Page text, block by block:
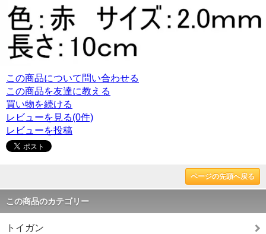
この商品について問い合わせる
この商品を友達に教える
買い物を続ける
レビューを見る(0件)
レビューを投稿
ページの先頭へ戻る
この商品のカテゴリー
トイガン